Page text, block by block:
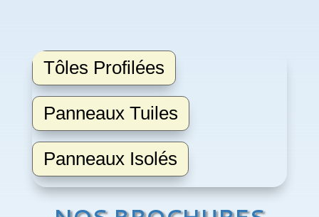
Tôles Profilées
Panneaux Tuiles
Panneaux Isolés